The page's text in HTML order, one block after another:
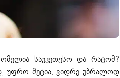
საუკეთესო და რატომ?
უფრო მეტია, ვიდრე უბრალოდ